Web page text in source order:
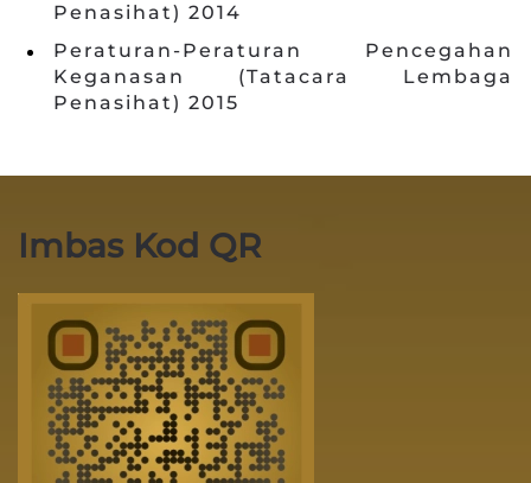
Penasihat) 2014
Peraturan-Peraturan Pencegahan
Keganasan (Tatacara Lembaga
Penasihat) 2015
Imbas Kod QR